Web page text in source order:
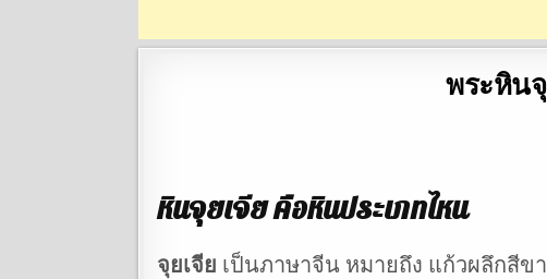
พระหิน
หินจุยเจีย คือหินประเภทไหน
จุยเจีย เป็นภาษาจีน หมายถึง แก้วผลึกสีข